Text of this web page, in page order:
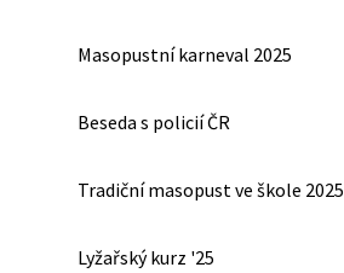
Masopustní karneval 2025
Beseda s policií ČR
Tradiční masopust ve škole 2025
Lyžařský kurz '25